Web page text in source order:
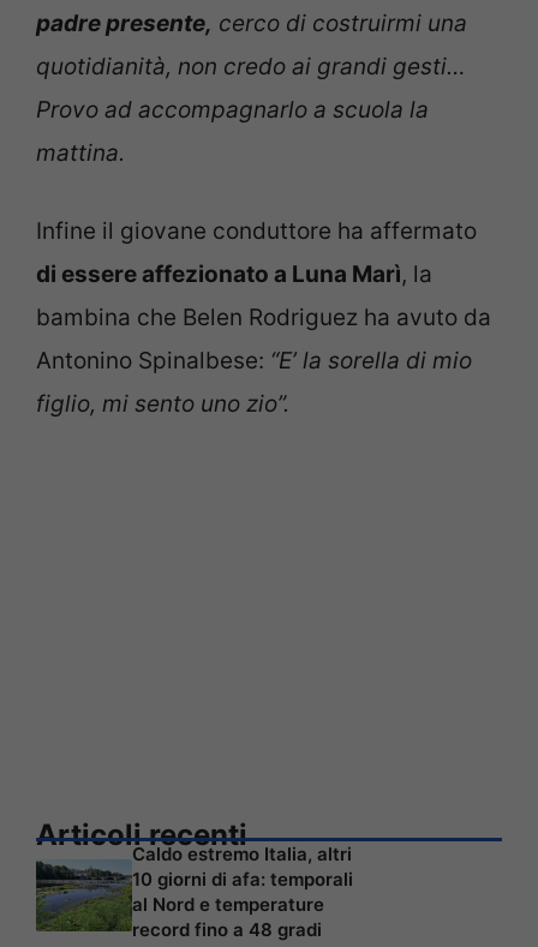
padre presente, cerco di costruirmi una
quotidianità, non credo ai grandi gesti…
Provo ad accompagnarlo a scuola la
mattina.
Infine il giovane conduttore ha affermato
di essere affezionato a Luna Marì, la
bambina che Belen Rodriguez ha avuto da
Antonino Spinalbese: “E’ la sorella di mio
figlio, mi sento uno zio”.
Articoli recenti
Caldo estremo Italia, altri
10 giorni di afa: temporali
al Nord e temperature
record fino a 48 gradi